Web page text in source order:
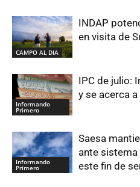
CAMPO AL DIA
INDAP
en visita de
Informando
Primero
IPC de julio:
y se acerca
Informando
Primero
Saesa
ante
este fin de